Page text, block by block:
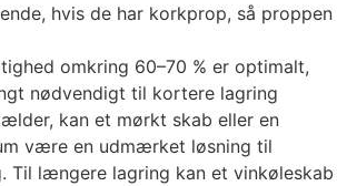
hvis de har korkprop, så proppen
omkring 60–70 % er optimalt,
nødvendigt til kortere lagring
kan et mørkt skab eller en
være en udmærket løsning til
Til længere lagring kan et vinkøleskab